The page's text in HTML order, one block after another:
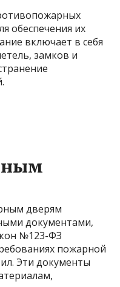
обеспечения их
включает в себя
замков и
дверям
документами,
№123-ФЗ
пожарной
Эти документы